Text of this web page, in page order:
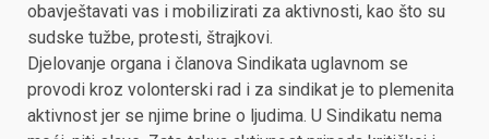
obavještavati vas i mobilizirati za aktivnosti, kao što su
sudske tužbe, protesti, štrajkovi.
Djelovanje organa i članova Sindikata uglavnom se
provodi kroz volonterski rad i za sindikat je to plemenita
aktivnost jer se njime brine o ljudima. U Sindikatu nema